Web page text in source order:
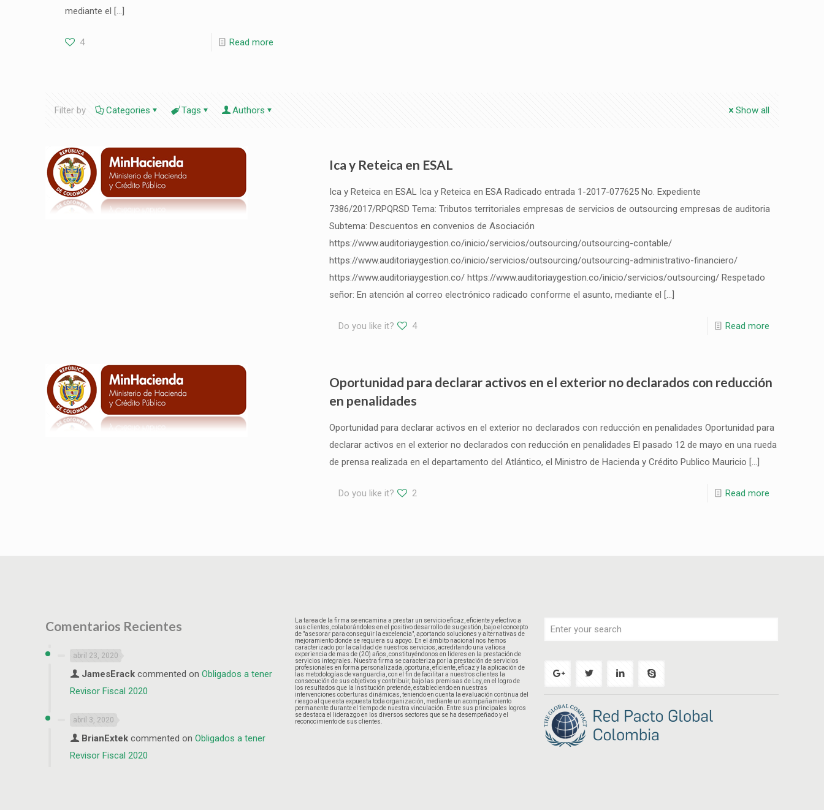
mediante el […]
4 Read more
Filter by Categories Tags Authors Show all
Ica y Reteica en ESAL
Ica y Reteica en ESAL Ica y Reteica en ESA Radicado entrada 1-2017-077625 No. Expediente
7386/2017/RPQRSD Tema: Tributos territoriales empresas de servicios de outsourcing empresas de auditoria
Subtema: Descuentos en convenios de Asociación
https://www.auditoriaygestion.co/inicio/servicios/outsourcing/outsourcing-contable/
https://www.auditoriaygestion.co/inicio/servicios/outsourcing/outsourcing-administrativo-financiero/
https://www.auditoriaygestion.co/ https://www.auditoriaygestion.co/inicio/servicios/outsourcing/ Respetado
señor: En atención al correo electrónico radicado conforme el asunto, mediante el […]
Do you like it? 4 Read more
Oportunidad para declarar activos en el exterior no declarados con reducción
en penalidades
Oportunidad para declarar activos en el exterior no declarados con reducción en penalidades Oportunidad para
declarar activos en el exterior no declarados con reducción en penalidades El pasado 12 de mayo en una rueda
de prensa realizada en el departamento del Atlántico, el Ministro de Hacienda y Crédito Publico Mauricio […]
Do you like it? 2 Read more
Comentarios Recientes
abril 23, 2020
JamesErack commented on Obligados a tener
Revisor Fiscal 2020
abril 3, 2020
BrianExtek commented on Obligados a tener
Revisor Fiscal 2020
La tarea de la firma se encamina a prestar un servicio eficaz, eficiente y efectivo a
sus clientes, colaborándoles en el positivo desarrollo de su gestión, bajo el concepto
de "asesorar para conseguir la excelencia", aportando soluciones y alternativas de
mejoramiento donde se requiera su apoyo. En el ámbito nacional nos hemos
caracterizado por la calidad de nuestros servicios, acreditando una valiosa
experiencia de mas de (20) años, constituyéndonos en líderes en la prestación de
servicios integrales. Nuestra firma se caracteriza por la prestación de servicios
profesionales en forma personalizada, oportuna, eficiente, eficaz y la aplicación de
las metodologías de vanguardia, con el fin de facilitar a nuestros clientes la
consecución de sus objetivos y contribuir, bajo las premisas de Ley, en el logro de
los resultados que la Institución pretende, estableciendo en nuestras
intervenciones coberturas dinámicas, teniendo en cuenta la evaluación continua del
riesgo al que esta expuesta toda organización, mediante un acompañamiento
permanente durante el tiempo de nuestra vinculación. Entre sus principales logros
se destaca el liderazgo en los diversos sectores que se ha desempeñado y el
reconocimiento de sus clientes.